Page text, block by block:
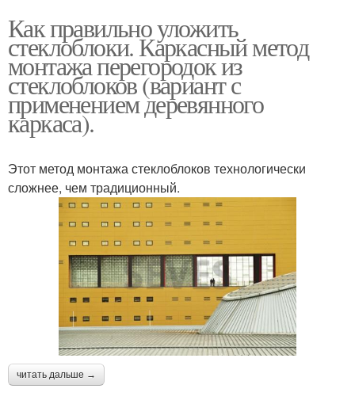
Как правильно уложить
стеклоблоки. Каркасный метод
монтажа перегородок из
стеклоблоков (вариант с
применением деревянного
каркаса).
Этот метод монтажа стеклоблоков технологически
сложнее, чем традиционный.
читать дальше →